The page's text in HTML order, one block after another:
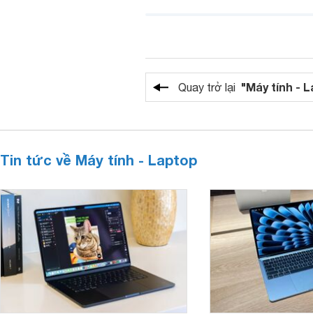
Quay trở lại "Máy tính -
Tin tức về Máy tính - Laptop